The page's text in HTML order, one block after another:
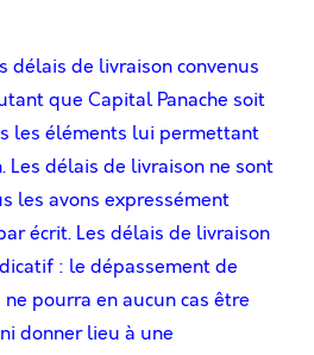
délais de livraison convenus
que Capital Panache soit
les éléments lui permettant
Les délais de livraison ne sont
les avons expressément
écrit. Les délais de livraison
: le dépassement de
ne pourra en aucun cas être
donner lieu à une